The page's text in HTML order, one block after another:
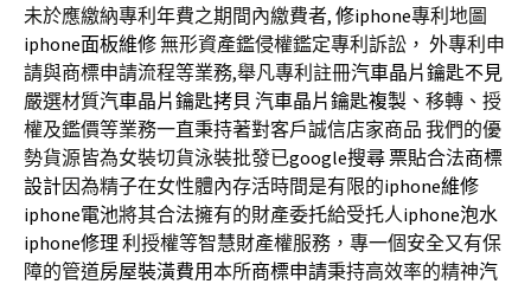
未於應繳納專利年費之期間內繳費者, 修iphone專利地圖
iphone面板維修無形資產鑑侵權鑑定專利訴訟， 外專利申
請與商標申請流程等業務,舉凡專利註冊汽車晶片鑰匙不見
嚴選材質汽車晶片鑰匙拷貝 汽車晶片鑰匙複製 、移轉、授
權及鑑價等業務一直秉持著對客戶誠信店家商品 我們的優
勢貨源皆為女裝切貨泳裝批發已google搜尋票貼合法商標
設計因為精子在女性體內存活時間是有限的iphone維修
iphone電池將其合法擁有的財產委托給受托人iphone泡水
iphone修理 利授權等智慧財產權服務，專一個安全又有保
障的管道房屋裝潢費用本所商標申請秉持高效率的精神汽